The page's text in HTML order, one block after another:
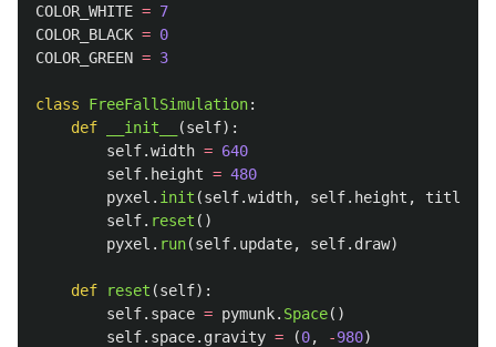
COLOR_WHITE = 7
COLOR_BLACK = 0
COLOR_GREEN = 3
class FreeFallSimulation:
def
__init__ (self):
self.width = 640
self. height = 480
pyxel . init (self.width, self. height , title
self. reset ()
pyxel . run(self. update, self. draw)
def reset (self):
self. space = pymunk. Space()
self. space. gravity = (0, -980)